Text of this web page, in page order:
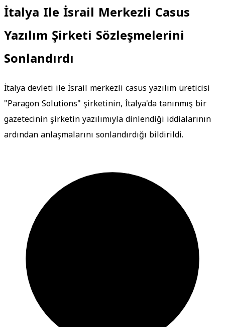
İtalya Ile İsrail Merkezli Casus
Yazılım Şirketi Sözleşmelerini
Sonlandırdı
İtalya devleti ile İsrail merkezli casus yazılım üreticisi
"Paragon Solutions" şirketinin, İtalya'da tanınmış bir
gazetecinin şirketin yazılımıyla dinlendiği iddialarının
ardından anlaşmalarını sonlandırdığı bildirildi.